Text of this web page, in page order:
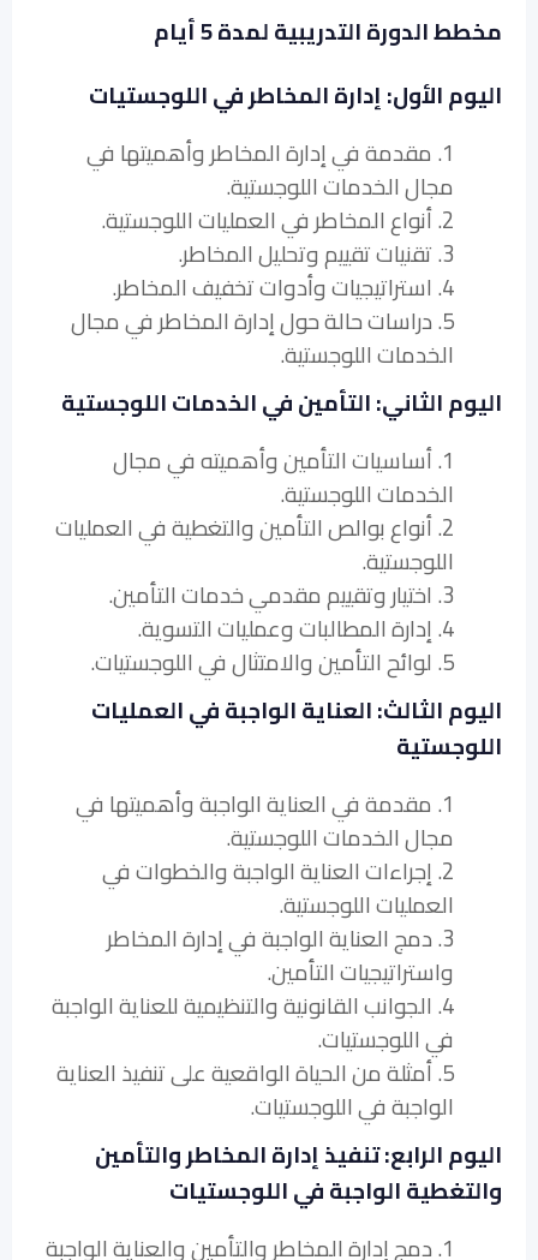
مخطط الدورة التدريبية لمدة 5 أيام
اليوم الأول: إدارة المخاطر في اللوجستيات
1. مقدمة في إدارة المخاطر وأهميتها في
مجال الخدمات اللوجستية.
2. أنواع المخاطر في العمليات اللوجستية.
3. تقنيات تقييم وتحليل المخاطر.
4. استراتيجيات وأدوات تخفيف المخاطر.
5. دراسات حالة حول إدارة المخاطر في مجال
الخدمات اللوجستية.
اليوم الثاني: التأمين في الخدمات اللوجستية
1. أساسيات التأمين وأهميته في مجال
الخدمات اللوجستية.
2. أنواع بوالص التأمين والتغطية في العمليات
اللوجستية.
3. اختيار وتقييم مقدمي خدمات التأمين.
4. إدارة المطالبات وعمليات التسوية.
5. لوائح التأمين والامتثال في اللوجستيات.
اليوم الثالث: العناية الواجبة في العمليات
اللوجستية
1. مقدمة في العناية الواجبة وأهميتها في
مجال الخدمات اللوجستية.
2. إجراءات العناية الواجبة والخطوات في
العمليات اللوجستية.
3. دمج العناية الواجبة في إدارة المخاطر
واستراتيجيات التأمين.
4. الجوانب القانونية والتنظيمية للعناية الواجبة
في اللوجستيات.
5. أمثلة من الحياة الواقعية على تنفيذ العناية
الواجبة في اللوجستيات.
اليوم الرابع: تنفيذ إدارة المخاطر والتأمين
والتغطية الواجبة في اللوجستيات
1. دمج إدارة المخاطر والتأمين والعناية الواجبة